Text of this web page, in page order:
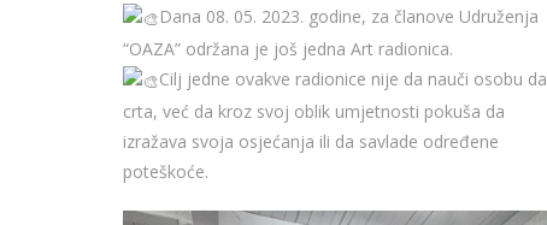
Dana 08. 05. 2023. godine, za članove Udruženja
“OAZA” održana je još jedna Art radionica.
Cilj jedne ovakve radionice nije da nauči osobu da
crta, već da kroz svoj oblik umjetnosti pokuša da
izražava svoja osjećanja ili da savlade određene
poteškoće.